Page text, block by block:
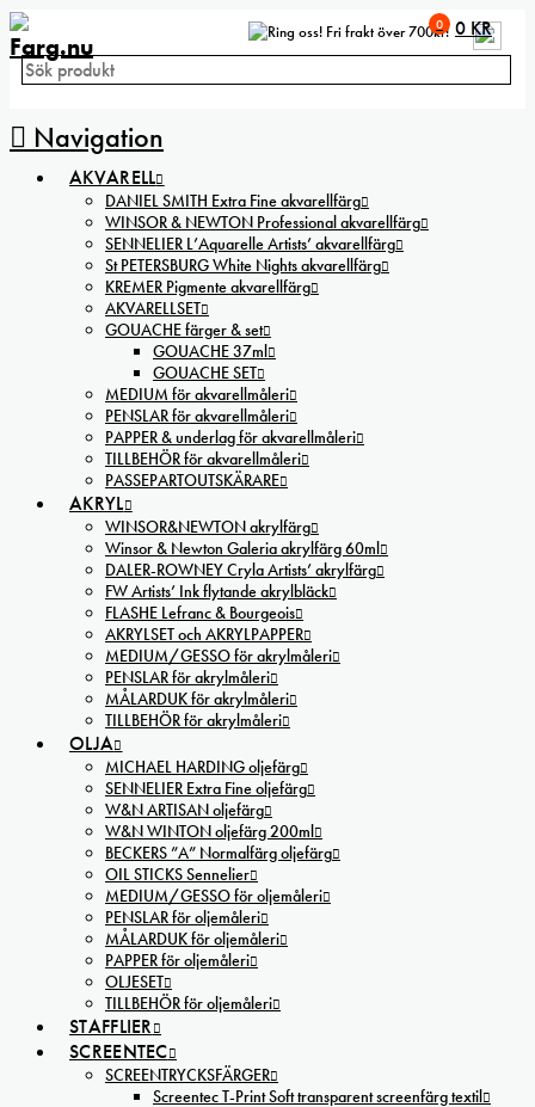
Fri frakt över 700kr!
Navigation
0 0 KR
AKVARELL
DANIEL SMITH Extra Fine akvarellfärg
WINSOR & NEWTON Professional akvarellfärg
SENNELIER L’Aquarelle Artists’ akvarellfärg
St PETERSBURG White Nights akvarellfärg
KREMER Pigmente akvarellfärg
AKVARELLSET
GOUACHE färger & set
GOUACHE 37ml
GOUACHE SET
MEDIUM för akvarellmåleri
PENSLAR för akvarellmåleri
PAPPER & underlag för akvarellmåleri
TILLBEHÖR för akvarellmåleri
PASSEPARTOUTSKÄRARE
AKRYL
WINSOR&NEWTON akrylfärg
Winsor & Newton Galeria akrylfärg 60ml
DALER-ROWNEY Cryla Artists’ akrylfärg
FW Artists’ Ink flytande akrylbläck
FLASHE Lefranc & Bourgeois
AKRYLSET och AKRYLPAPPER
MEDIUM/GESSO för akrylmåleri
PENSLAR för akrylmåleri
MÅLARDUK för akrylmåleri
TILLBEHÖR för akrylmåleri
OLJA
MICHAEL HARDING oljefärg
SENNELIER Extra Fine oljefärg
W&N ARTISAN oljefärg
W&N WINTON oljefärg 200ml
BECKERS ”A” Normalfärg oljefärg
OIL STICKS Sennelier
MEDIUM/GESSO för oljemåleri
PENSLAR för oljemåleri
MÅLARDUK för oljemåleri
PAPPER för oljemåleri
OLJESET
TILLBEHÖR för oljemåleri
STAFFLIER
SCREENTEC
SCREENTRYCKSFÄRGER
Screentec T-Print Soft transparent screenfärg textil